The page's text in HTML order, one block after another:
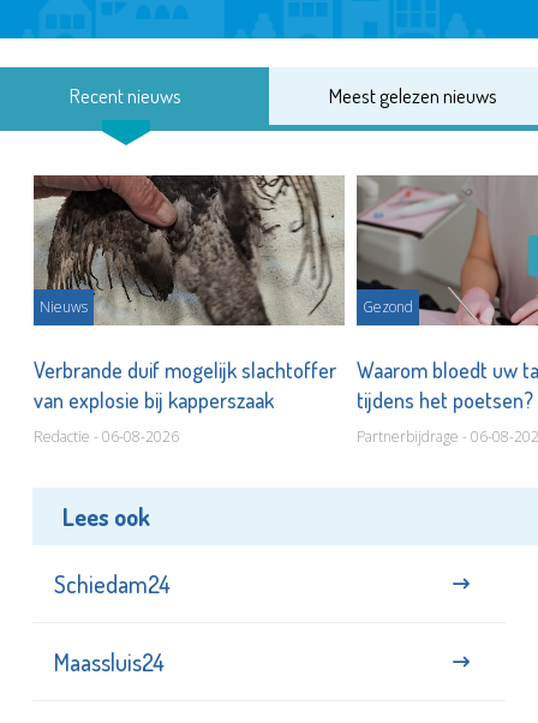
Recent nieuws Meest gelezen nieuws
Nieuws
Verbrande duif mogelijk slachtoffer
van explosie bij kapperszaak
Redactie - 06-08-2026
Gezond
Waarom bloedt uw
tijdens het poetsen?
Partnerbijdrage - 06-08-
Lees ook
Schiedam24
Maassluis24